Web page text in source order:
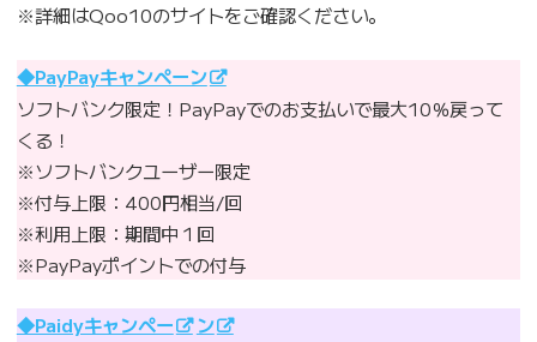
※詳細はQoo10のサイトをご確認ください。
◆PayPayキャンペーン
ソフトバンク限定！PayPayでのお支払いで最大10％戻って
くる！
※ソフトバンクユーザー限定
※付与上限：400円相当/回
※利用上限：期間中１回
※PayPayポイントでの付与
◆Paidyキャンペー
ン